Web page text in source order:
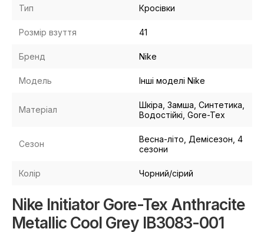
Тип Кросівки
Розмір взуття 41
Бренд Nike
Модель Інші моделі Nike
Матеріал
Шкіра, Замша, Синтетика,
Водостійкі, Gore-Tex
Сезон
Весна-літо, Демісезон, 4
сезони
Колір Чорний/сірий
Nike Initiator Gore-Tex Anthracite
Metallic Cool Grey IB3083-001